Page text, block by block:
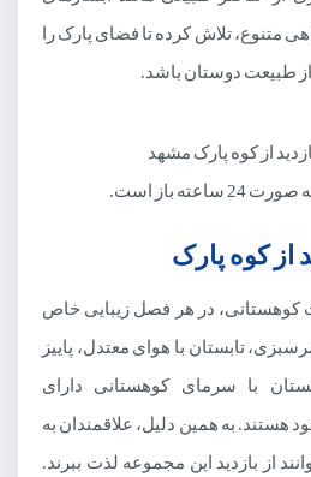
تلاش کرده تا فضای پارک را
از طبیعت دوستان باشد.
باز است.
از کوه پارک
کوهستانی، در هر فصل زیبایی خاص
تابستان با هوای معتدل، پاییز
با سرمای کوهستانی دارای
به همین دلیل، علاقمندان به
از بازدید این مجموعه لذت ببرند.